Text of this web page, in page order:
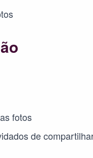
fotos
de